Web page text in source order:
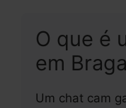
O que é
em
Um chat cam